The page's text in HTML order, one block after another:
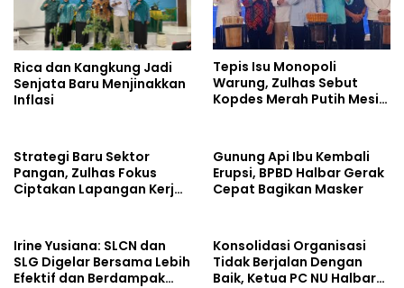
Rica dan Kangkung Jadi
Senjata Baru Menjinakkan
Inflasi
Tepis Isu Monopoli
Warung, Zulhas Sebut
Kopdes Merah Putih Mesin
Strategi Baru Sektor
Pangan, Zulhas Fokus
Ciptakan Lapangan Kerja
Gunung Api Ibu Kembali
Erupsi, BPBD Halbar Gerak
Cepat Bagikan Masker
Irine Yusiana: SLCN dan
SLG Digelar Bersama Lebih
Efektif dan Berdampak
Konsolidasi Organisasi
Tidak Berjalan Dengan
Baik, Ketua PC NU Halbar